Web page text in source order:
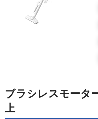
ブラシレスモータ
上